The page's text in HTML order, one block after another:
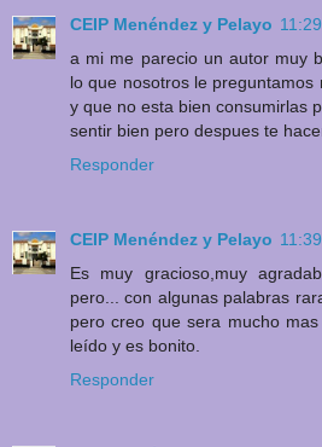
CEIP Menéndez y Pelayo
a mi me parecio un autor muy
lo que nosotros le
y que no esta bien consumirlas
sentir bien pero despues te
Responder
CEIP Menéndez y Pelayo
Es muy gracioso,muy
pero... con algunas palabras
pero creo que sera mucho
leído y es bonito.
Responder